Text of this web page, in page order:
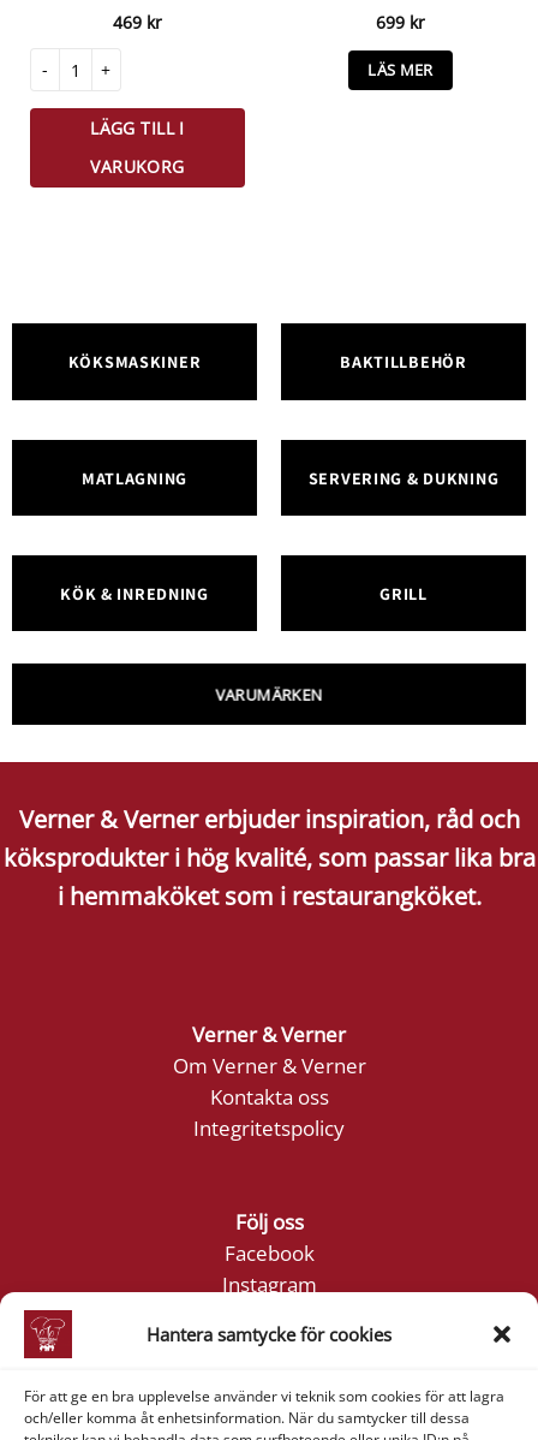
Hantera samtycke för cookies
För att ge en bra upplevelse använder vi teknik som cookies för att lagra
och/eller komma åt enhetsinformation. När du samtycker till dessa
469 kr
LÄGG TILL I
VARUKORG
699 kr
LÄS MER
KÖKSMASKINER BAKTILLBEHÖR
MATLAGNING SERVERING & DUKNING
KÖK & INREDNING GRILL
VARUMÄRKEN
Verner & Verner erbjuder inspiration, råd och
köksprodukter i hög kvalité, som passar lika bra
i hemmaköket som i restaurangköket.
Verner & Verner
Om Verner & Verner
Kontakta oss
Integritetspolicy
Följ oss
Facebook
Instagram
Företagsinformation